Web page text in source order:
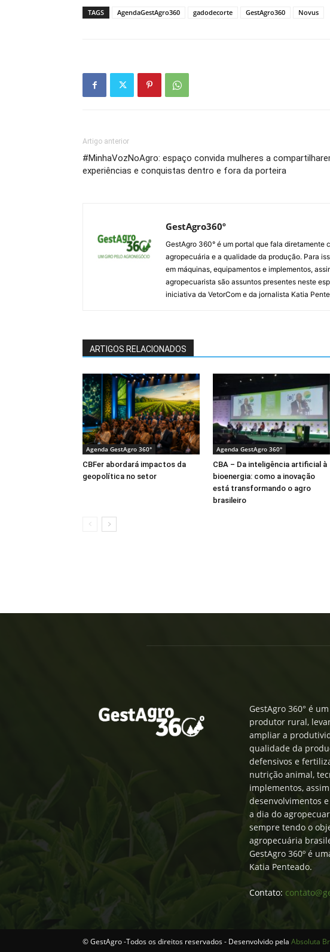
TAGS AgendaGestAgro360 gadodecorte GestAgro360 Novus
Artigo anterior
#MinhaVozNoAgro: espaço convida mulheres a
experiências e conquistas dentro e fora da porteira
GestAgro360º
GestAgro 360° é um portal que fala
agropecuária e a qualidade da produção. Para
em máquinas, equipamentos e implementos,
agropecuarista são assuntos presentes neste
iniciativa da VetorCom e da jornalista Katia
ARTIGOS RELACIONADOS
Agenda GestAgro 360°
CBFer abordará impactos da
geopolítica no setor
Agenda GestAgro 360°
CBA – Da inteligência artificial à
bioenergia: como a inovação
está transformando o agro
brasileiro
GestAgro 360° é
produtor rural,
ampliar a
qualidade da
defensivos e
nutrição animal,
implementos,
desenvolvimentos
a dia do
sempre tendo o
agropecuária
GestAgro 360º é
Katia Penteado.
Contato:
© GestAgro -Todos os direitos reservados - Desenvolvido pela Absoluta